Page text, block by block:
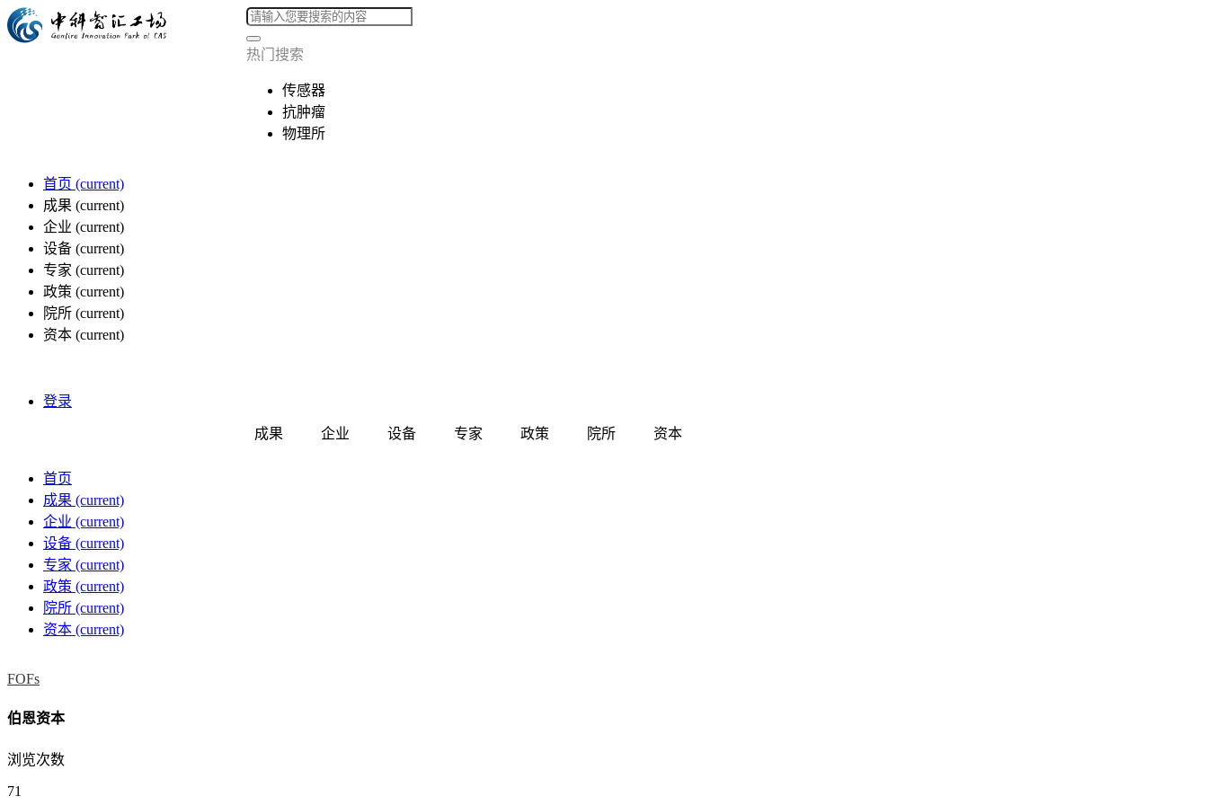
热门搜索
传感器
抗肿瘤
物理所
首页 (current)
成果 (current)
企业 (current)
设备 (current)
专家 (current)
政策 (current)
院所 (current)
资本 (current)
登录
成果 企业 设备 专家 政策 院所 资本
首页
成果 (current)
企业 (current)
设备 (current)
专家 (current)
政策 (current)
院所 (current)
资本 (current)
FOFs
伯恩资本
浏览次数
71